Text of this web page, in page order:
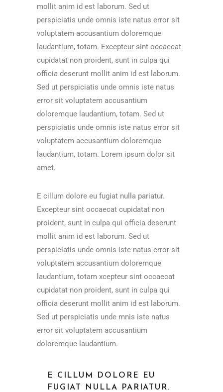
mollit anim id est laborum. Sed ut
perspiciatis unde omnis iste natus error sit
voluptatem accusantium doloremque
laudantium, totam. Excepteur sint occaecat
cupidatat non proident, sunt in culpa qui
officia deserunt mollit anim id est laborum.
Sed ut perspiciatis unde omnis iste natus
error sit voluptatem accusantium
doloremque laudantium, totam. Sed ut
perspiciatis unde omnis iste natus error sit
voluptatem accusantium doloremque
laudantium, totam. Lorem ipsum dolor sit
amet.
E cillum dolore eu fugiat nulla pariatur.
Excepteur sint occaecat cupidatat non
proident, sunt in culpa qui officia deserunt
mollit anim id est laborum. Sed ut
perspiciatis unde omnis iste natus error sit
voluptatem accusantium doloremque
laudantium, totam xcepteur sint occaecat
cupidatat non proident, sunt in culpa qui
officia deserunt mollit anim id est laborum.
Sed ut perspiciatis unde mnis iste natus
error sit voluptatem accusantium
doloremque laudantium.
E CILLUM DOLORE EU
FUGIAT NULLA PARIATUR.